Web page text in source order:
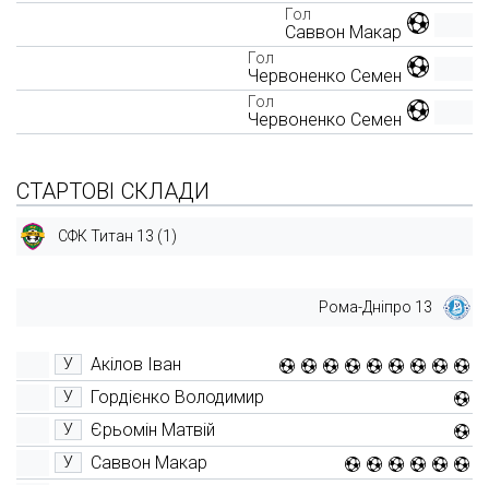
Гол
Саввон Макар
Гол
Червоненко Семен
Гол
Червоненко Семен
СТАРТОВІ СКЛАДИ
СФК Титан 13 (1)
Рома-Дніпро 13
У Акілов Іван
У Гордієнко Володимир
У Єрьомін Матвій
У
Саввон Макар